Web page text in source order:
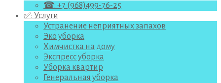
☎: +7 (968)499-76-25
✅: Услуги
Устранение неприятных запахов
Эко уборка
Химчистка на дому
Экспресс уборка
Уборка квартир
Генеральная уборка